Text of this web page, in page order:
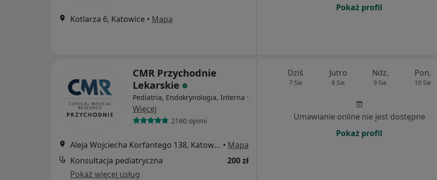
Kotlarza 6, Katowice • Mapa
Pokaż profil
CMR Przychodnie
Lekarskie
Pediatria, Endokrynologia, Interna ·
Więcej
2160 opinii
Aleja Wojciecha Korfantego 138, Katowice • Mapa
Konsultacja pediatryczna
200 zł
Pokaż więcej usług
Dziś
7 Sie
Jutro
8 Sie
Ndz,
9 Sie
Pon,
10 Sie
Umawianie online nie jest dostępne
Pokaż profil